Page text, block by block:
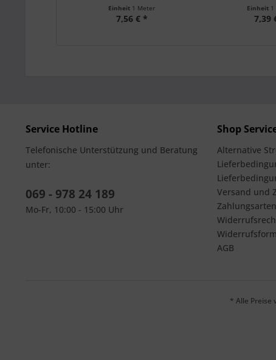
Einheit 1 Meter
7,56 € *
Einheit
7,39
Service Hotline
Telefonische Unterstützung und Beratung
unter:
069 - 978 24 189
Mo-Fr, 10:00 - 15:00 Uhr
Shop
Alternative
Versand und
Zahlungsarten
AGB
* Alle